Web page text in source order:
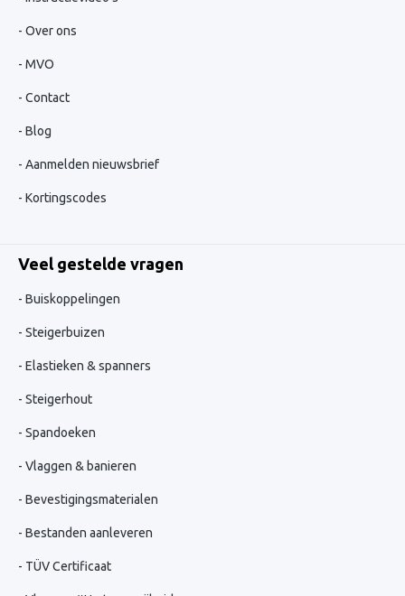
Over ons
MVO
Contact
Blog
Aanmelden nieuwsbrief
Kortingscodes
Veel gestelde vragen
Buiskoppelingen
Steigerbuizen
Elastieken & spanners
Steigerhout
Spandoeken
Vlaggen & banieren
Bevestigingsmaterialen
Bestanden aanleveren
TÜV Certificaat